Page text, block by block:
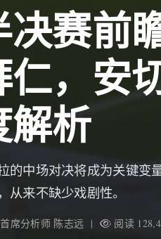
决赛前
，安
析
的中场对决将成为关键
从来不缺少戏剧性。
首席分析师 陈志远 | 阅读